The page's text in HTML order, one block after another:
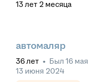
13 лет 2 месяца
автомаляр
36лет • Был 16 мая
13 июня 2024